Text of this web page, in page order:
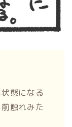
態になる
触れみた